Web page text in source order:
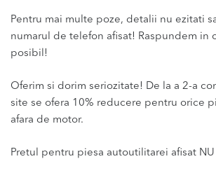
Pentru mai multe poze, detalii nu ezitati
numarul de telefon afisat! Raspundem in
posibil!
Oferim si dorim seriozitate! De la a 2-a
site se ofera 10% reducere pentru orice
afara de motor.
Pretul pentru piesa autoutilitarei afisat NU